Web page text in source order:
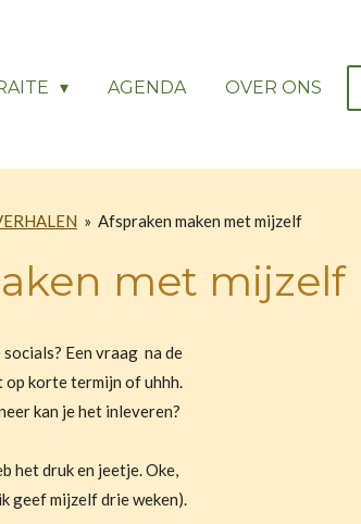
AGENDA OVER ONS
» Afspraken maken met mijzelf
met mijzelf
Een vraag na de
op korte termijn of uhhh.
kan je het inleveren?
het druk en jeetje. Oke,
geef mijzelf drie weken).